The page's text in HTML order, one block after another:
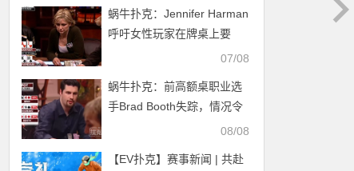
蜗牛扑克：Jennifer Harman
呼吁女性玩家在牌桌上要
07/08
蜗牛扑克：前高额桌职业选
手Brad Booth失踪，情况令
08/08
【EV扑克】赛事新闻 | 共赴